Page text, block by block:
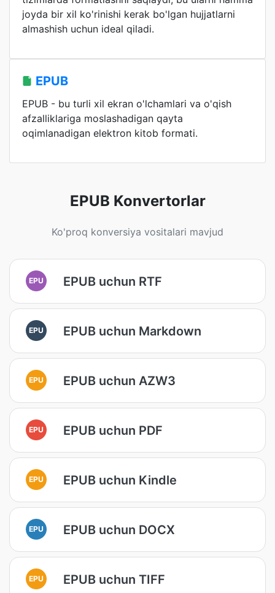
joyda bir xil ko'rinishi kerak bo'lgan hujjatlarni
almashish uchun ideal qiladi.
EPUB
EPUB - bu turli xil ekran o'lchamlari va o'qish
afzalliklariga moslashadigan qayta
oqimlanadigan elektron kitob formati.
EPUB Konvertorlar
Ko'proq konversiya vositalari mavjud
EPU EPUB uchun RTF
EPU EPUB uchun Markdown
EPU EPUB uchun AZW3
EPU EPUB uchun PDF
EPU EPUB uchun Kindle
EPU EPUB uchun DOCX
EPU EPUB uchun TIFF